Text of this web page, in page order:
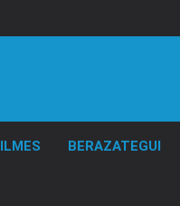
BERAZATEGUI